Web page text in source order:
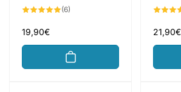
(6)
Prix
habituel
19,90€
Prix
21,90€